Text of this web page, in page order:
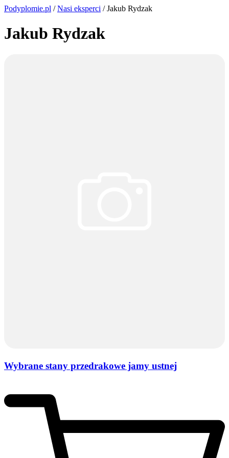
Podyplomie.pl /Nasi eksperci / Jakub Rydzak
Jakub Rydzak
Wybrane stany przedrakowe jamy ustnej